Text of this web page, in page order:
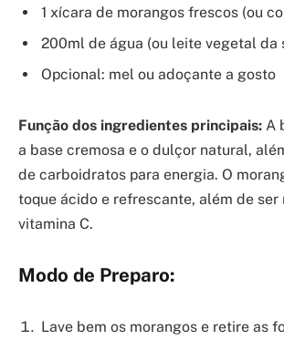
1 xícara de morangos frescos (ou
200ml de água (ou leite vegetal da
Opcional: mel ou adoçante a gosto
Função dos ingredientes principais: A
a base cremosa e o dulçor natural,
de carboidratos para energia. O
toque ácido e refrescante, além de ser
vitamina C.
Modo de Preparo:
Lave bem os morangos e retire as